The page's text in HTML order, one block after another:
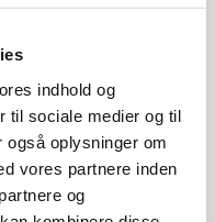
indhold og
til sociale medier og til
oplysninger om
vores partnere inden
og